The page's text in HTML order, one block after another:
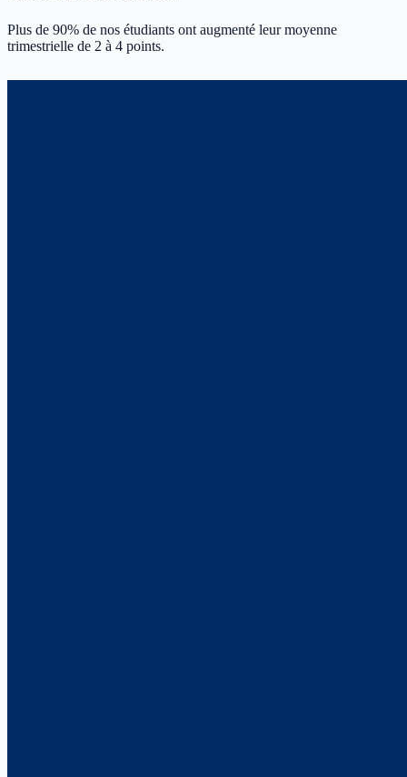
Plus de 90% de nos étudiants ont augmenté leur moyenne
trimestrielle de 2 à 4 points.